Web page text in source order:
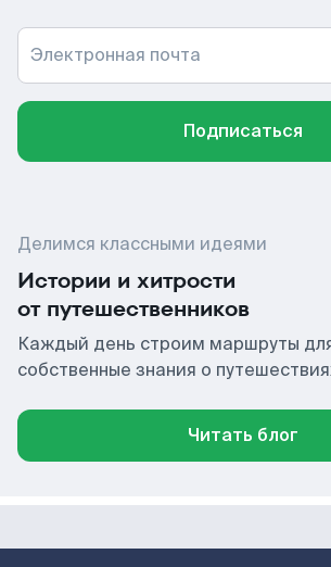
Электронная почта
Подписаться
Делимся классными идеями
Истории и хитрости
от путешественников
Каждый день строим маршруты
собственные знания о
Читать блог